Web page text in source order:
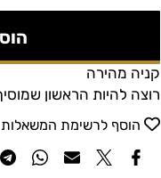
קניה מהירה
רוצה להיות הראשון
הוסף לרשימת המשאלות